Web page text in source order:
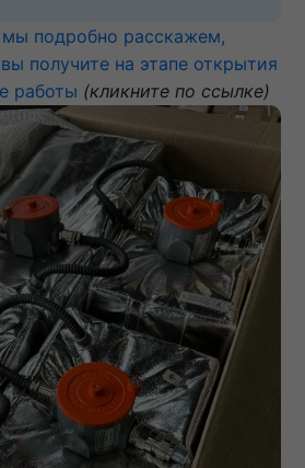
подробно расскажем,
получите на этапе открытия
работы (кликните по ссылке)